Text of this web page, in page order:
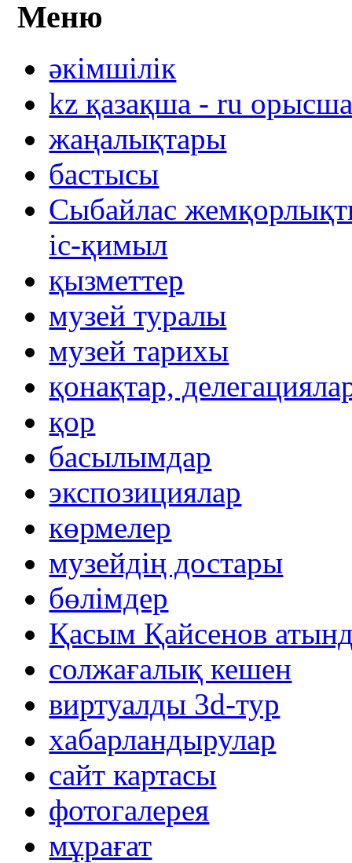
Меню
әкімшілік
kz қазақша - ru
жаңалықтары
бастысы
Сыбайлас
іс-қимыл
қызметтер
музей туралы
музей тарихы
қонақтар,
қор
басылымдар
экспозициялар
көрмелер
музейдің достары
бөлімдер
Қасым Қайсенов
солжағалық кешен
виртуалды 3d-тур
xабарландырулар
сайт картасы
фотогалерея
мұрағат